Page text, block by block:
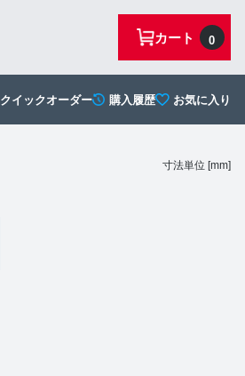
0
カート
クイックオーダー 購入履歴 お気に入り
寸法単位 [mm]